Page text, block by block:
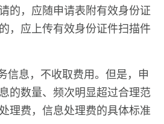
的，应随申请表附有效身份证
，应上传有效身份证件扫描件
信息，不收取费用。但是，申
的数量、频次明显超过合理范
理费，信息处理费的具体标准